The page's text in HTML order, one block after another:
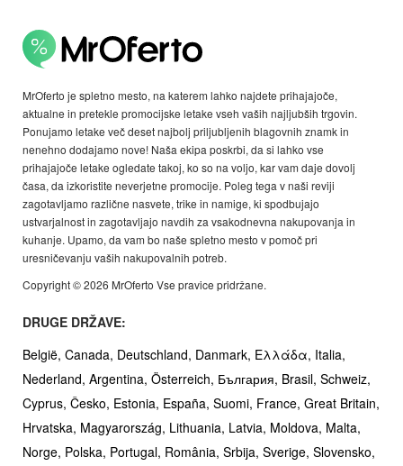
MrOferto je spletno mesto, na katerem lahko najdete prihajajoče,
aktualne in pretekle promocijske letake vseh vaših najljubših trgovin.
Ponujamo letake več deset najbolj priljubljenih blagovnih znamk in
nenehno dodajamo nove! Naša ekipa poskrbi, da si lahko vse
prihajajoče letake ogledate takoj, ko so na voljo, kar vam daje dovolj
časa, da izkoristite neverjetne promocije. Poleg tega v naši reviji
zagotavljamo različne nasvete, trike in namige, ki spodbujajo
ustvarjalnost in zagotavljajo navdih za vsakodnevna nakupovanja in
kuhanje. Upamo, da vam bo naše spletno mesto v pomoč pri
uresničevanju vaših nakupovalnih potreb.
Copyright © 2026 MrOferto Vse pravice pridržane.
DRUGE DRŽAVE:
België, Canada, Deutschland, Danmark, Ελλάδα, Italia,
Nederland, Argentina, Österreich, България, Brasil, Schweiz,
Cyprus, Česko, Estonia, España, Suomi, France, Great Britain,
Hrvatska, Magyarország, Lithuania, Latvia, Moldova, Malta,
Norge, Polska, Portugal, România, Srbija, Sverige, Slovensko,